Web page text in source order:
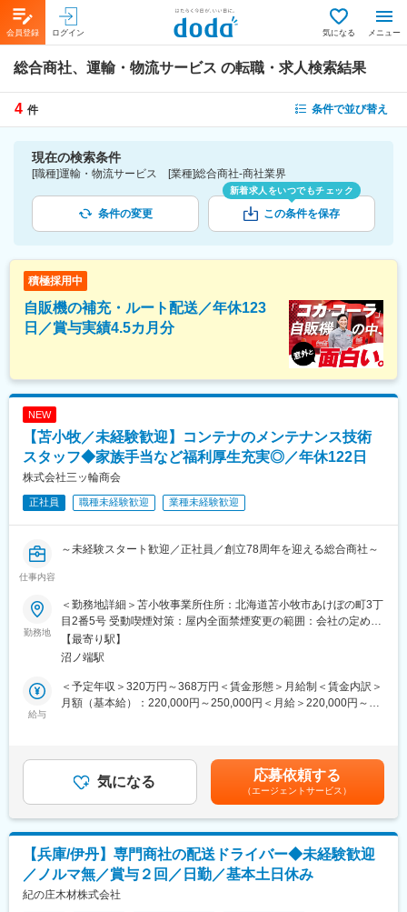
会員登録 ログイン 気になる メニュー
総合商社、運輸・物流サービス の転職・求人検索結果
4 件 条件で並び替え
現在の検索条件
[職種]運輸・物流サービス [業種]総合商社-商社業界
条件の変更
新着求人をいつでもチェック
この条件を保存
積極採用中
自販機の補充・ルート配送／年休123
日／賞与実績4.5カ月分
NEW
【苫小牧／未経験歓迎】コンテナのメンテナンス技術
スタッフ◆家族手当など福利厚生充実◎／年休122日
株式会社三ッ輪商会
正社員 職種未経験歓迎 業種未経験歓迎
仕事内容
～未経験スタート歓迎／正社員／創立78周年を迎える総合商社～
当社のコンテナ部門にて、様々な場所や用途で活躍するコンテナ
のメンテナンス、点検、そしてお客様のニーズに合わせた特殊改
造や製造業務をお任せします。
【具体的には…】
（1）点検・修理・メンテナンス
保管・倉庫・店舗など、様々な用途で使われるコンテナの気密性
や安全性を保つための定期点検・補修作業。
お客様の「こういう用途で使いたい（倉庫、移動店舗、独自の作
業スペースなど）」というご要望に合わせ、切断・溶接・塗装な
どのカスタム（特殊改造）を行います。
単なる点検だけでなく、お客様の「あったらいいな」を形にする
クリエイティブな一面もあります。自分の手でコンテナを仕上
げ、無事に納品できた時の達成感は格別です。
勤務地
＜勤務地詳細＞苫小牧事業所住所：北海道苫小牧市あけぼの町3丁
目2番5号 受動喫煙対策：屋内全面禁煙変更の範囲：会社の定める
事業所
【最寄り駅】
沼ノ端駅
給与
＜予定年収＞320万円～368万円＜賃金形態＞月給制＜賃金内訳＞
月額（基本給）：220,000円～250,000円＜月給＞220,000円～
額であり、選考を通じて上下する可能性があります。月給(月額)は
固定手当を含めた表記です。
気になる 応募依頼する
（エージェントサービス）
【兵庫/伊丹】専門商社の配送ドライバー◆未経験歓迎
／ノルマ無／賞与２回／日勤／基本土日休み
紀の庄木材株式会社